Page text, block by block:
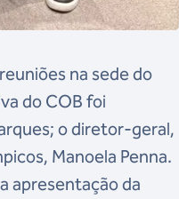
na sede do
do COB foi
o diretor-geral,
Manoela Penna.
apresentação da